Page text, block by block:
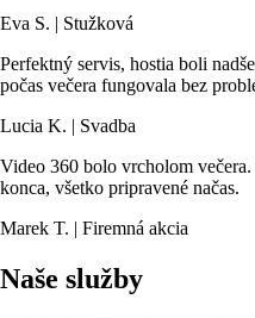
Eva S. | Stužková
Perfektný servis, hostia boli
počas večera fungovala bez
Lucia K. | Svadba
Video 360 bolo vrcholom
konca, všetko pripravené načas.
Marek T. | Firemná akcia
Naše služby